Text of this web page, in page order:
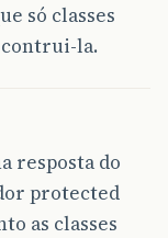
só classes
contrui-la.
resposta do
protected
as classes